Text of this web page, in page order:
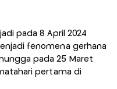
pada 8 April 2024
fenomena gerhana
pada 25 Maret
pertama di